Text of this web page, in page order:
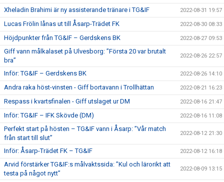
Xheladin Brahimi är ny assisterande tränare i TG&IF 2022-08-31 19:57
Lucas Frölin lånas ut till Åsarp-Trädet FK 2022-08-30 08:33
Höjdpunkter från TG&IF – Gerdskens BK 2022-08-27 09:53
Giff vann målkalaset på Ulvesborg: ”Första 20 var brutalt
bra”
2022-08-26 22:57
Inför: TG&IF – Gerdskens BK 2022-08-26 14:10
Andra raka höst-vinsten - Giff bortavann i Trollhättan 2022-08-21 16:23
Respass i kvartsfinalen - Giff utslaget ur DM 2022-08-16 21:47
Inför: TG&IF – IFK Skövde (DM) 2022-08-16 11:08
Perfekt start på hösten – TG&IF vann i Åsarp: ”Vår match
från start till slut”
2022-08-12 21:30
Inför: Åsarp-Trädet FK – TG&IF 2022-08-12 16:18
Arvid förstärker TG&IF:s målvaktssida: ”Kul och lärorikt att
testa på något nytt”
2022-08-09 13:15